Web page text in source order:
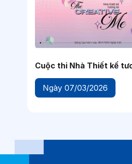
Cuộc thi Nhà Thiết kế
Ngày 07/03/2026